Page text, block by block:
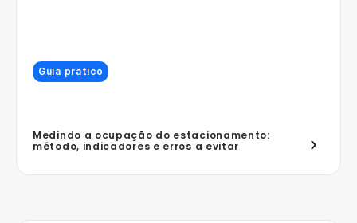
Guia prático
Medindo a ocupação do estacionamento:
método, indicadores e erros a evitar